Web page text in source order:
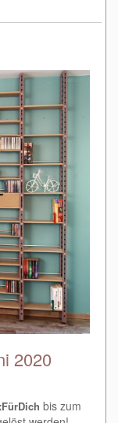
2020
bis zum